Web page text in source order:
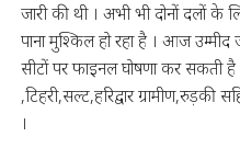
जारी की थी । अभी भी दोनों दलों
पाना मुश्किल हो रहा है । आज
सीटों पर फाइनल घोषणा कर सकती
,टिहरी,सल्ट,हरिद्वार ग्रामीण,रुड़की
।